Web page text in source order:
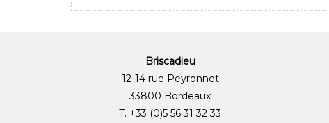
Briscadieu
12-14 rue Peyronnet
33800 Bordeaux
T. +33 (0)5 56 31 32 33